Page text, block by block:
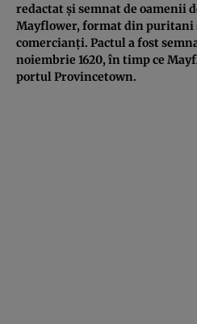
redactat și semnat de oamenii
Mayflower, format din
comercianți. Pactul a fost
noiembrie 1620, în timp ce
portul Provincetown.